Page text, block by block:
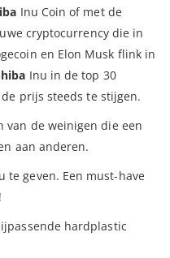
Inu Coin of met de
cryptocurrency die in
en Elon Musk flink in
Inu in de top 30
prijs steeds te stijgen.
van de weinigen die een
aan anderen.
te geven. Een must-have
hardplastic